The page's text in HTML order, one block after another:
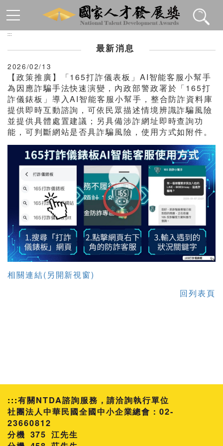
:::
最新消息
2026/02/13
【政策推廣】「165打詐儀表板」AI智能客服小幫手
為因應詐騙手法快速演變，內政部警政署於「165打
詐儀錶板」導入AI智能客服小幫手，整合防詐資料庫
提供即時互動諮詢，可依民眾描述情境辨識詐騙風險
並提供具體處置建議；另具備涉詐網址即時查詢功
能，可判斷網站是否具詐騙風險，使用方式如附件。
相關連結(另開新視窗)
回列表頁
:::有關NTDA諮詢服務，請洽詢執行單位
社團法人中華民國全國中小企業總會：02-
23660812
分機 375 江先生